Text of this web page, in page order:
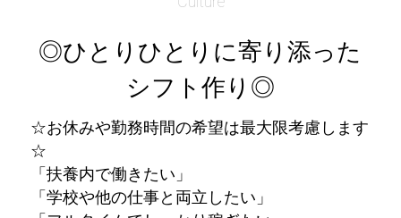
◎ひとりひとりに寄り添った
シフト作り◎
☆お休みや勤務時間の希望は最大限考慮します
☆
「扶養内で働きたい」
「学校や他の仕事と両立したい」